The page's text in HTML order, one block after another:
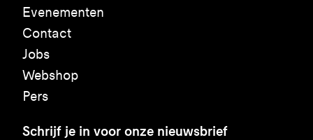
Evenementen
Contact
Jobs
Webshop
Pers
Schrijf je in voor onze nieuwsbrief